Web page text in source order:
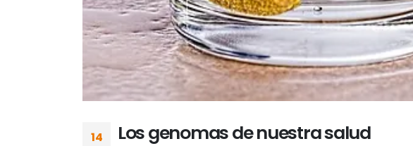
14 Los genomas de nuestra salud